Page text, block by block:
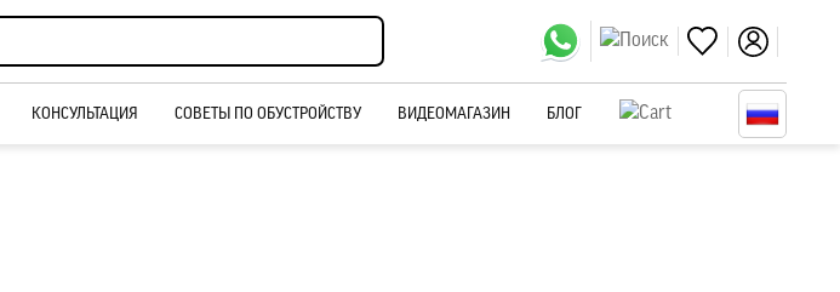
КОНСУЛЬТАЦИЯ СОВЕТЫ ПО ОБУСТРОЙСТВУ ВИДЕОМАГАЗИН БЛОГ